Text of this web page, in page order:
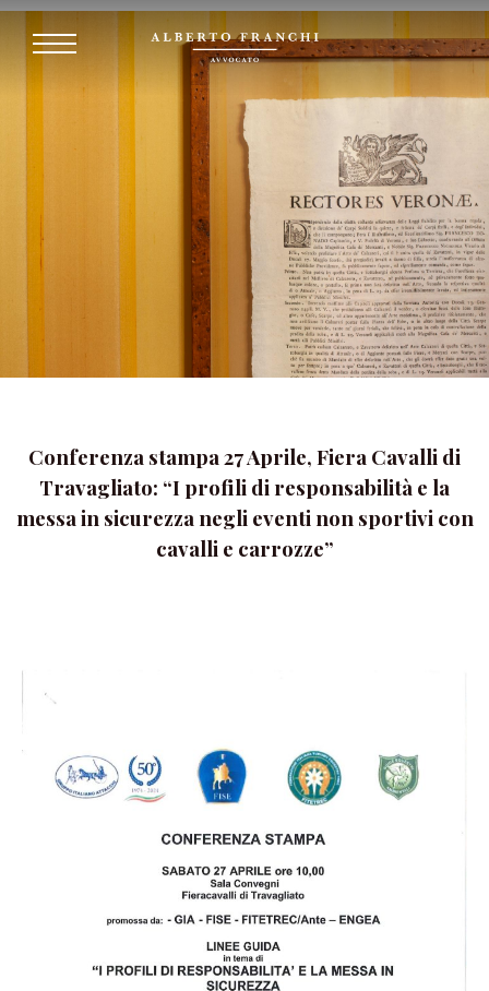
Conferenza stampa 27 Aprile, Fiera Cavalli di
Travagliato: “I profili di responsabilità e la
messa in sicurezza negli eventi non sportivi con
cavalli e carrozze”